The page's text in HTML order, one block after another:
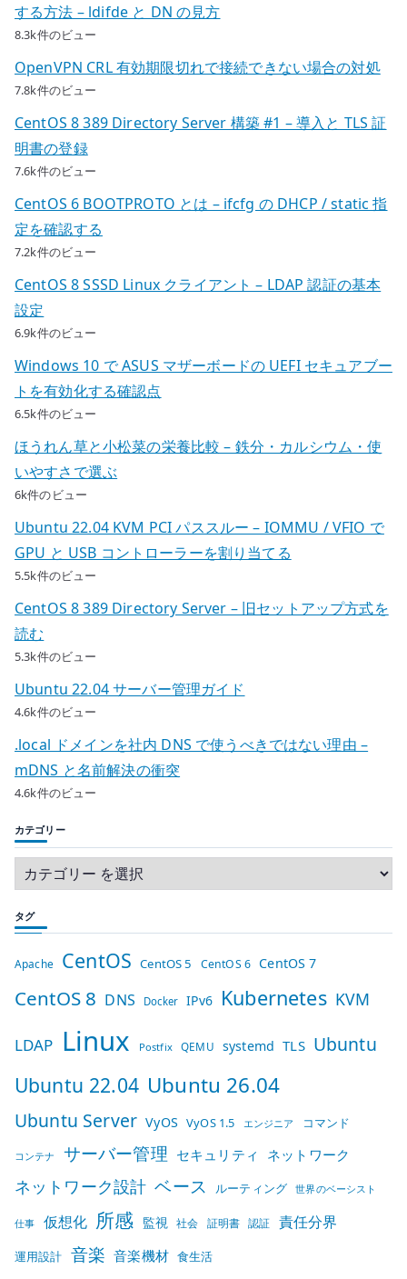
する方法 – ldifde と DN の見方
8.3k件のビュー
OpenVPN CRL 有効期限切れで接続できない場合の対処
7.8k件のビュー
CentOS 8 389 Directory Server 構築 #1 – 導入と TLS 証
明書の登録
7.6k件のビュー
CentOS 6 BOOTPROTO とは – ifcfg の DHCP / static 指
定を確認する
7.2k件のビュー
CentOS 8 SSSD Linux クライアント – LDAP 認証の基本
設定
6.9k件のビュー
Windows 10 で ASUS マザーボードの UEFI セキュアブー
トを有効化する確認点
6.5k件のビュー
ほうれん草と小松菜の栄養比較 – 鉄分・カルシウム・使
いやすさで選ぶ
6k件のビュー
Ubuntu 22.04 KVM PCI パススルー – IOMMU / VFIO で
GPU と USB コントローラーを割り当てる
5.5k件のビュー
CentOS 8 389 Directory Server – 旧セットアップ方式を
読む
5.3k件のビュー
Ubuntu 22.04 サーバー管理ガイド
4.6k件のビュー
.local ドメインを社内 DNS で使うべきではない理由 –
mDNS と名前解決の衝突
4.6k件のビュー
カテゴリー
タグ
Apache CentOS CentOS 5 CentOS 6 CentOS 7
CentOS 8 DNS Docker IPv6 Kubernetes KVM
LDAP Linux Postfix QEMU systemd TLS Ubuntu
Ubuntu 22.04 Ubuntu 26.04
Ubuntu Server VyOS VyOS 1.5 エンジニア コマンド
コンテナ サーバー管理 セキュリティ ネットワーク
ネットワーク設計 ベース ルーティング 世界のベーシスト
仕事 仮想化 所感 監視 社会 証明書 認証 責任分界
運用設計 音楽 音楽機材 食生活